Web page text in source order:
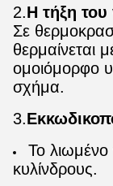
2.Η τήξη του
Σε
θερμαίνεται
ομοιόμορφο
σχήμα.
3.
Το
κυλίνδρους.